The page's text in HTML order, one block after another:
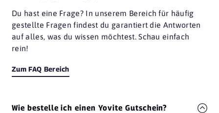
Du hast eine Frage? In unserem Bereich für häufig
gestellte Fragen findest du garantiert die Antworten
auf alles, was du wissen möchtest. Schau einfach
rein!
Zum FAQ Bereich
Wie bestelle ich einen Yovite Gutschein?